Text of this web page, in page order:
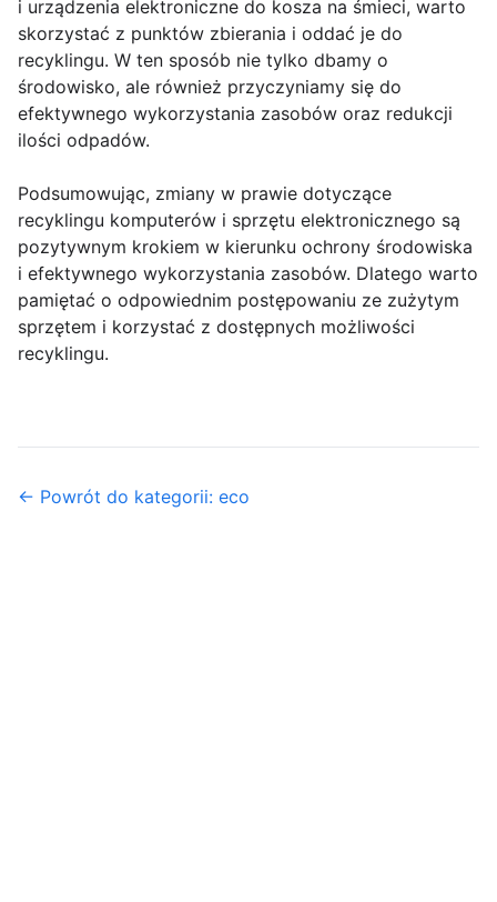
i urządzenia elektroniczne do kosza na śmieci, warto
skorzystać z punktów zbierania i oddać je do
recyklingu. W ten sposób nie tylko dbamy o
środowisko, ale również przyczyniamy się do
efektywnego wykorzystania zasobów oraz redukcji
ilości odpadów.
Podsumowując, zmiany w prawie dotyczące
recyklingu komputerów i sprzętu elektronicznego są
pozytywnym krokiem w kierunku ochrony środowiska
i efektywnego wykorzystania zasobów. Dlatego warto
pamiętać o odpowiednim postępowaniu ze zużytym
sprzętem i korzystać z dostępnych możliwości
recyklingu.
← Powrót do kategorii: eco